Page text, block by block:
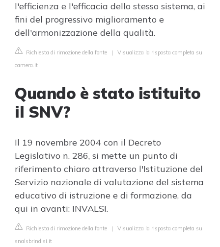
l'efficienza e l'efficacia dello stesso sistema, ai
fini del progressivo miglioramento e
dell'armonizzazione della qualità.
Richiesta di rimozione della fonte | Visualizza la risposta completa su
camera.it
Quando è stato istituito
il SNV?
Il 19 novembre 2004 con il Decreto
Legislativo n. 286, si mette un punto di
riferimento chiaro attraverso l'Istituzione del
Servizio nazionale di valutazione del sistema
educativo di istruzione e di formazione, da
qui in avanti: INVALSI.
Richiesta di rimozione della fonte | Visualizza la risposta completa su
snalsbrindisi.it